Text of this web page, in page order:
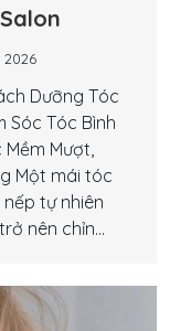
2026
Dưỡng Tóc
Sóc Tóc Bình
Mượt,
Một mái tóc
tự nhiên
nên chỉn…